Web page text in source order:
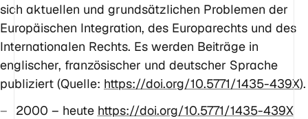
sich aktuellen und grundsätzlichen Problemen der
Europäischen Integration, des Europarechts und des
Internationalen Rechts. Es werden Beiträge in
englischer, französischer und deutscher Sprache
publiziert (Quelle: https://doi.org/10.5771/1435-439X).
2000 – heute https://doi.org/10.5771/1435-439X